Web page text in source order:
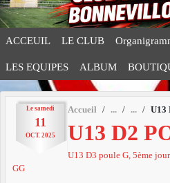
ACCEUIL LE CLUB
LES EQUIPES ALBUM
Le samedi
11
OCT. 2025
Accueil U13
U13 D2
U13 D3 poule G, 5ème
GG